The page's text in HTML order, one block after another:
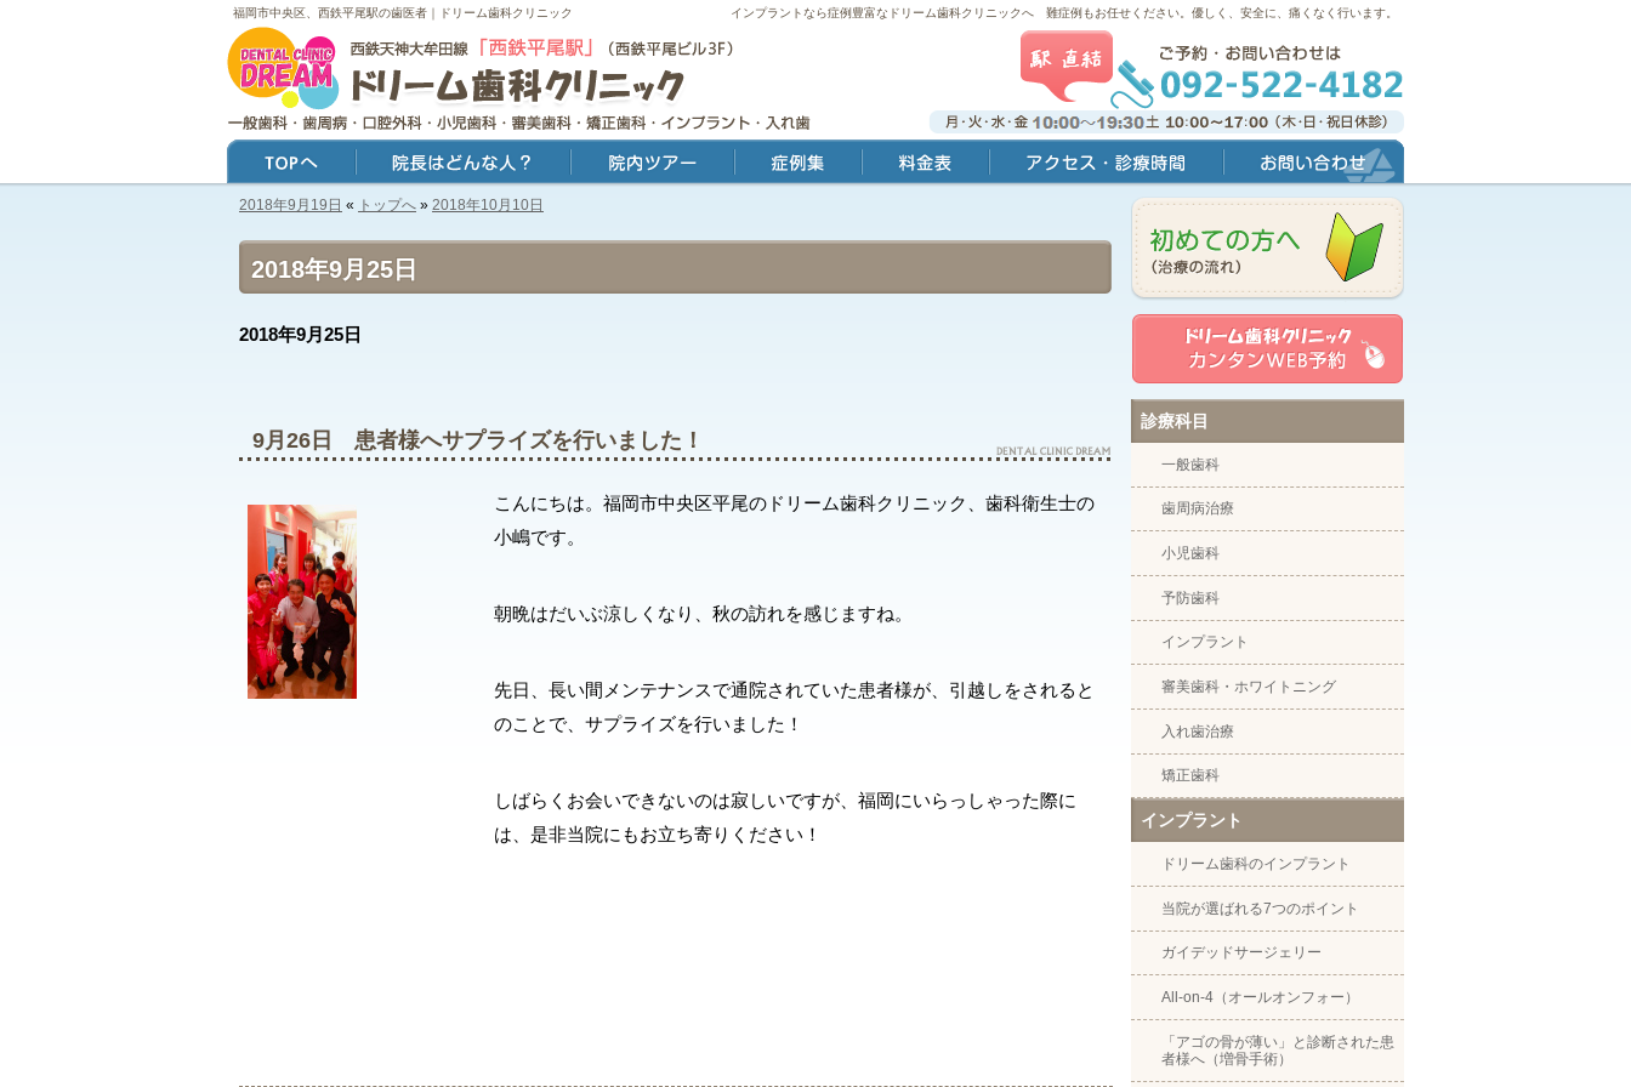
2018年9月25日
インプラントなら症例豊富なドリーム歯科クリニックへ 難症例もお任せください。優しく、安全に、痛くなく行います。
福岡市中央区、西鉄平尾駅の歯医者｜ドリーム歯科クリニック
2018年9月19日 « トップへ » 2018年10月10日
2018年9月25日
9月26日 患者様へサプライズを行いました！
こんにちは。福岡市中央区平尾のドリーム歯科クリニック、歯科衛生士の
小嶋です。
朝晩はだいぶ涼しくなり、秋の訪れを感じますね。
先日、長い間メンテナンスで通院されていた患者様が、引越しをされると
のことで、サプライズを行いました！
しばらくお会いできないのは寂しいですが、福岡にいらっしゃった際に
は、是非当院にもお立ち寄りください！
診療科目
一般歯科
歯周病治療
小児歯科
予防歯科
インプラント
審美歯科・ホワイトニング
入れ歯治療
矯正歯科
インプラント
ドリーム歯科のインプラント
当院が選ばれる7つのポイント
ガイデッドサージェリー
All-on-4（オールオンフォー）
「アゴの骨が薄い」と診断された患
者様へ（増骨手術）
トップ 院長はどんな人？ お問い合わせ